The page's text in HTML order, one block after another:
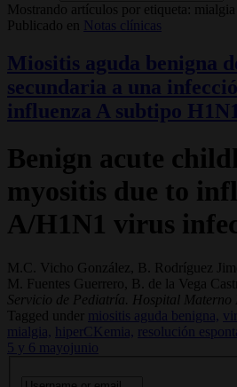
Mostrando artículos por etiqueta: mialgia
Publicado en
Notas clínicas
Miositis aguda benigna
secundaria a una
influenza A subtipo H1N1
Benign acute
myositis due to
A/H1N1 virus
M.C. Vicho González, B. Rodríguez
M. Fuentes Guerrero, B. de la Vega
Servicio de Pediatría. Hospital Materno
Tagged under
miositis aguda benigna,
mialgia,
hiperCKemia, resolución
5 y 6 mayojunio